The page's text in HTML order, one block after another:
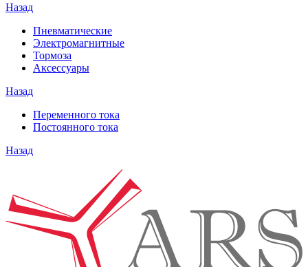
Назад
Пневматические
Электромагнитные
Тормоза
Аксессуары
Назад
Переменного тока
Постоянного тока
Назад